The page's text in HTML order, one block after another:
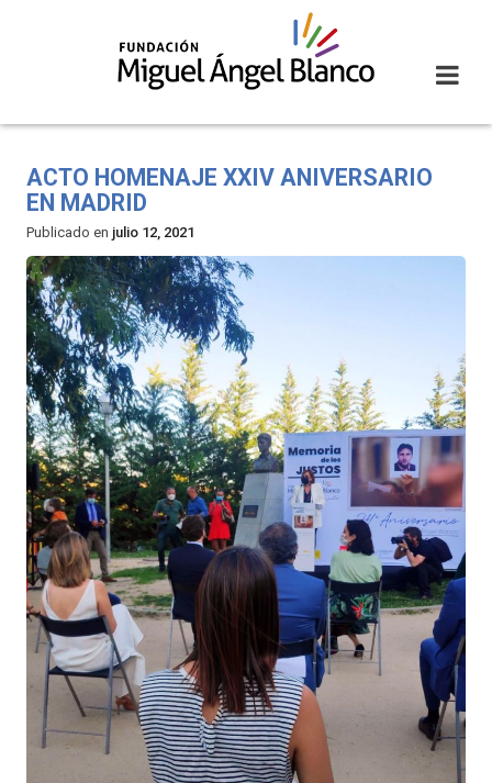
ACTO HOMENAJE XXIV ANIVERSARIO
EN MADRID
Publicado en julio 12, 2021